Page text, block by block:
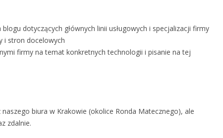
dotyczących głównych linii usługowych i specjalizacji firmy
i stron docelowych
firmy na temat konkretnych technologii i pisanie na tej
biura w Krakowie (okolice Ronda Matecznego), ale
zdalnie.